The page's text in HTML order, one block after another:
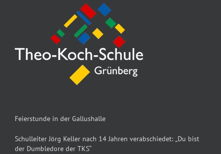
Feierstunde in der Gallushalle
Schulleiter Jörg Keller nach 14 Jahren verabschiedet: „Du bist
der Dumbledore der TKS“